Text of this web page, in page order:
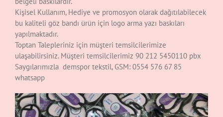
Kişisel Kullanım, Hediye ve promosyon olarak dağıtılabilecek
bu kaliteli göz bandı ürün için logo arma yazı baskıları
yapılmaktadır.
Toptan Talepleriniz için müşteri temsilcilerimize
ulaşabilirsiniz. Müşteri temsilcilerimiz 90 212 5450110 pbx
Saygılarımızla demspor tekstil, GSM: 0554 576 67 85
whatsapp